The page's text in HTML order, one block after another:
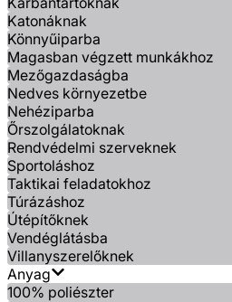
Katonáknak
Könnyűiparba
Magasban végzett munkákhoz
Mezőgazdaságba
Nedves környezetbe
Nehéziparba
Őrszolgálatoknak
Rendvédelmi szerveknek
Sportoláshoz
Taktikai feladatokhoz
Túrázáshoz
Útépítőknek
Vendéglátásba
Villanyszerelőknek
Anyag
100% poliészter